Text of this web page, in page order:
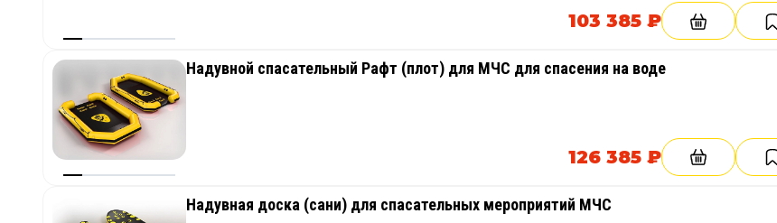
103 385 ₽
Надувной спасательный Рафт (плот) для МЧС для спасения на воде
126 385 ₽
Надувная доска (сани) для спасательных мероприятий МЧС